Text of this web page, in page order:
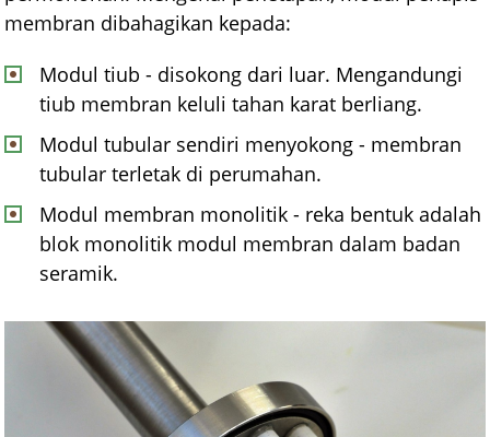
membran dibahagikan kepada:
Modul tiub - disokong dari luar. Mengandungi
tiub membran keluli tahan karat berliang.
Modul tubular sendiri menyokong - membran
tubular terletak di perumahan.
Modul membran monolitik - reka bentuk adalah
blok monolitik modul membran dalam badan
seramik.